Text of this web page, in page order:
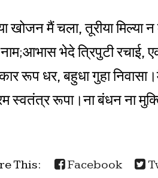
खोजन मैं चला, तूरीया
भेदे त्रिपुटी रचाई,
रूप धर, बहुधा गुहा
स्वतंत्र रूपा।ना बंधन ना
This: Facebook